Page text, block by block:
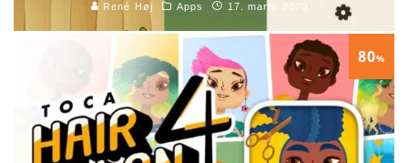
René Høj Apps 17. marts 2020
80%